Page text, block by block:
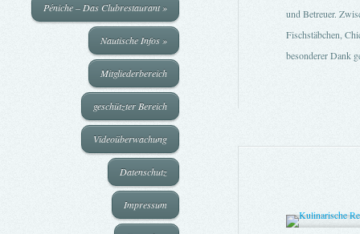
Péniche – Das Clubrestaurant»
Nautische Infos»
Mitgliederbereich
geschützter Bereich
Videoüberwachung
Datenschutz
Impressum
und Betreuer.
Fischstäbchen,
besonderer Dank